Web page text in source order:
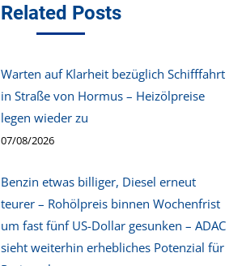
Related Posts
Warten auf Klarheit bezüglich Schifffahrt
in Straße von Hormus – Heizölpreise
legen wieder zu
07/08/2026
Benzin etwas billiger, Diesel erneut
teurer – Rohölpreis binnen Wochenfrist
um fast fünf US-Dollar gesunken – ADAC
sieht weiterhin erhebliches Potenzial für